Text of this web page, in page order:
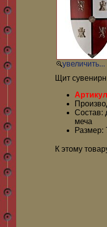
увеличить...
Щит
Состав:
меча
Размер:
К этому